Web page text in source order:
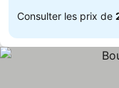
Consulter les prix de